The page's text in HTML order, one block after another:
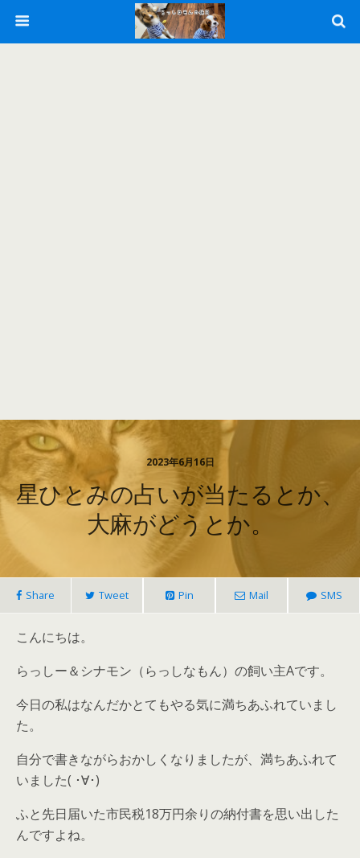
2023年6月16日
星ひとみの占いが当たるとか、
大麻がどうとか。
Share Tweet Pin Mail SMS
こんにちは。
らっしー＆シナモン（らっしなもん）の飼い主Aです。
今日の私はなんだかとてもやる気に満ちあふれていまし
た。
自分で書きながらおかしくなりましたが、満ちあふれて
いました( ･∀･)
ふと先日届いた市民税18万円余りの納付書を思い出した
んですよね。